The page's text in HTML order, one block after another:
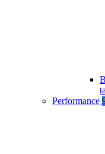
Performance